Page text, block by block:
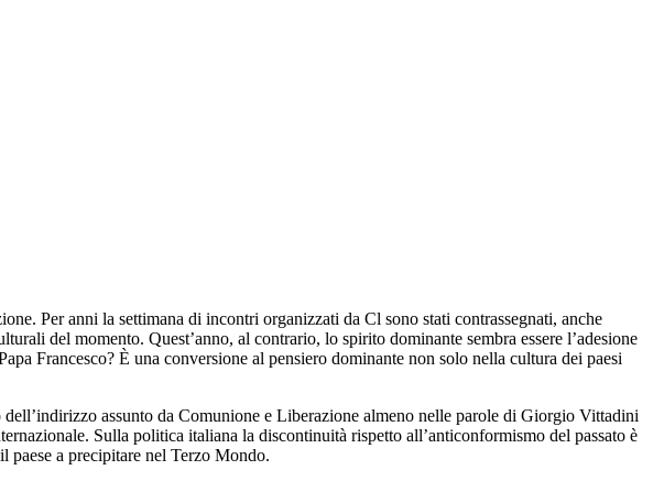
Per anni la settimana di incontri organizzati da Cl sono stati contrassegnati, anche
del momento. Quest’anno, al contrario, lo spirito dominante sembra essere l’adesione
Francesco? È una conversione al pensiero dominante non solo nella cultura dei paesi
assunto da Comunione e Liberazione almeno nelle parole di Giorgio Vittadini
Sulla politica italiana la discontinuità rispetto all’anticonformismo del passato è
paese a precipitare nel Terzo Mondo.